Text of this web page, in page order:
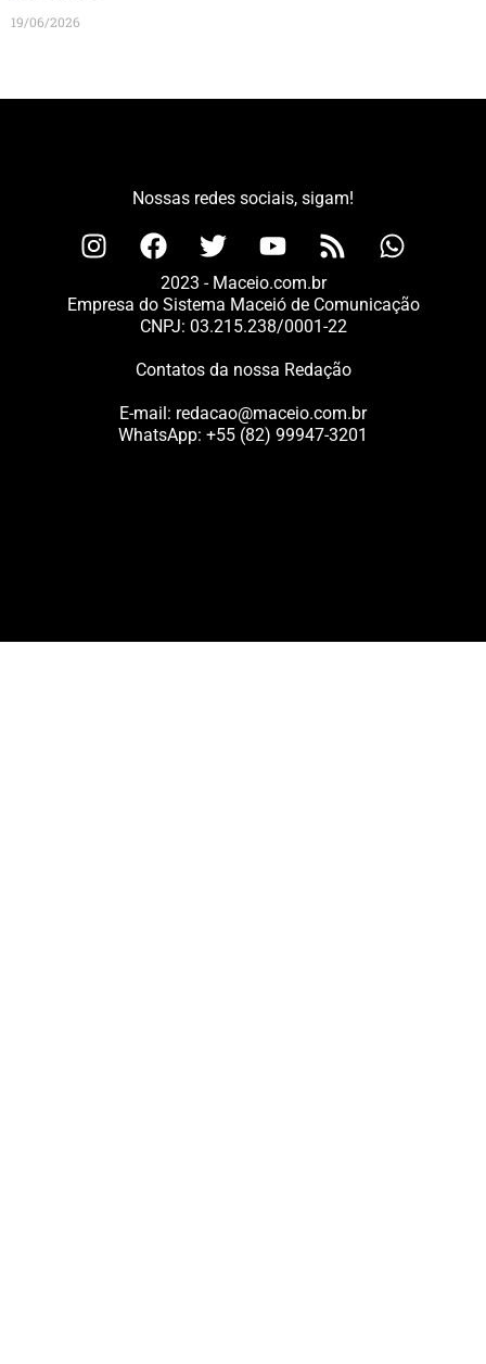
19/06/2026
Nossas redes sociais, sigam!
2023 - Maceio.com.br
Empresa do Sistema Maceió de Comunicação
CNPJ: 03.215.238/0001-22
Contatos da nossa Redação
E-mail: redacao@maceio.com.br
WhatsApp: +55 (82) 99947-3201